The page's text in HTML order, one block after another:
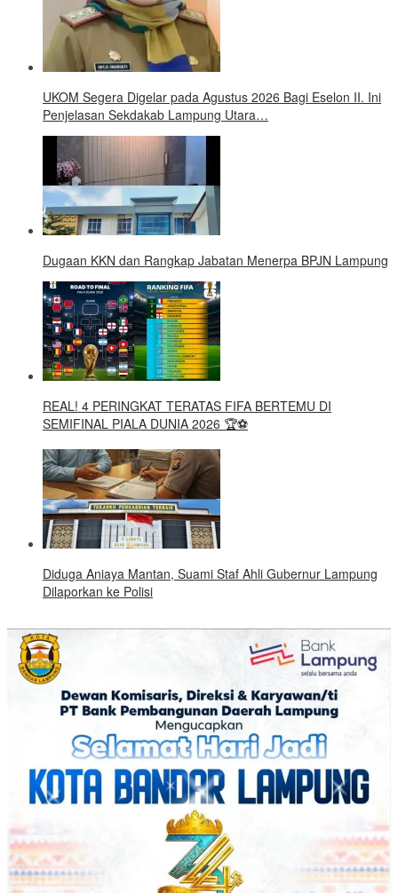
UKOM Segera Digelar pada Agustus 2026 Bagi Eselon II. Ini
Penjelasan Sekdakab Lampung Utara…
Dugaan KKN dan Rangkap Jabatan Menerpa BPJN Lampung
REAL! 4 PERINGKAT TERATAS FIFA BERTEMU DI
SEMIFINAL PIALA DUNIA 2026 🏆⚽
Diduga Aniaya Mantan, Suami Staf Ahli Gubernur Lampung
Dilaporkan ke Polisi